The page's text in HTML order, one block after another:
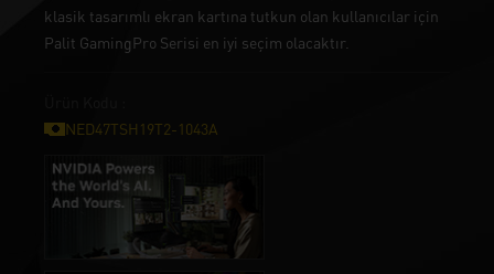
klasik tasarımlı ekran kartına tutkun olan kullanıcılar için
Palit GamingPro Serisi en iyi seçim olacaktır.
NED47TSH19T2-1043A